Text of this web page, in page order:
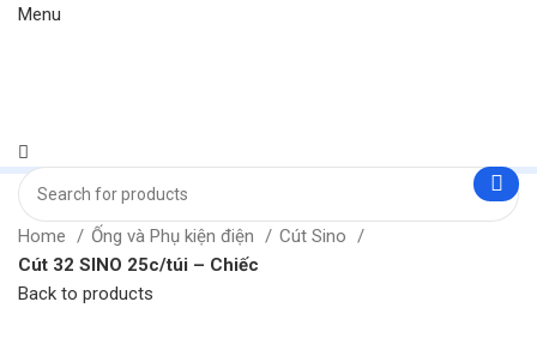
Menu
Home Ống và Phụ kiện điện
Cút Sino
Cút 32 SINO 25c/túi – Chiếc
Back to products